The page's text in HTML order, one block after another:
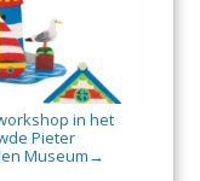
in het
Pieter
Museum →